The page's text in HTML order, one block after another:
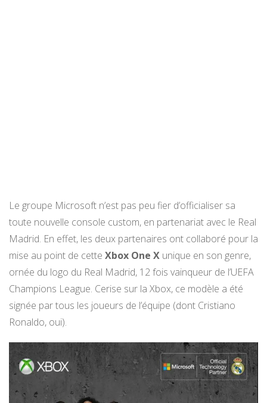
Le groupe Microsoft n’est pas peu fier d’officialiser sa
toute nouvelle console custom, en partenariat avec le Real
Madrid. En effet, les deux partenaires ont collaboré pour la
mise au point de cette Xbox One X unique en son genre,
ornée du logo du Real Madrid, 12 fois vainqueur de l’UEFA
Champions League. Cerise sur la Xbox, ce modèle a été
signée par tous les joueurs de l’équipe (dont Cristiano
Ronaldo, oui).